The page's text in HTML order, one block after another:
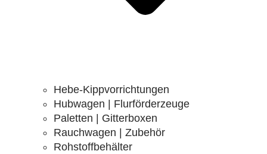
Hebe-Kippvorrichtungen
Hubwagen | Flurförderzeuge
Paletten | Gitterboxen
Rauchwagen | Zubehör
Rohstoffbehälter